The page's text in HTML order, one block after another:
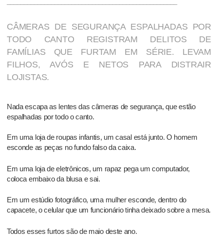
CÂMERAS DE SEGURANÇA ESPALHADAS POR
TODO CANTO REGISTRAM DELITOS DE
FAMÍLIAS QUE FURTAM EM SÉRIE. LEVAM
FILHOS, AVÓS E NETOS PARA DISTRAIR
LOJISTAS.
Nada escapa as lentes das câmeras de segurança, que estão
espalhadas por todo o canto.
Em uma loja de roupas infantis, um casal está junto. O homem
esconde as peças no fundo falso da caixa.
Em uma loja de eletrônicos, um rapaz pega um computador,
coloca embaixo da blusa e sai.
Em um estúdio fotográfico, uma mulher esconde, dentro do
capacete, o celular que um funcionário tinha deixado sobre a mesa.
Todos esses furtos são de maio deste ano.